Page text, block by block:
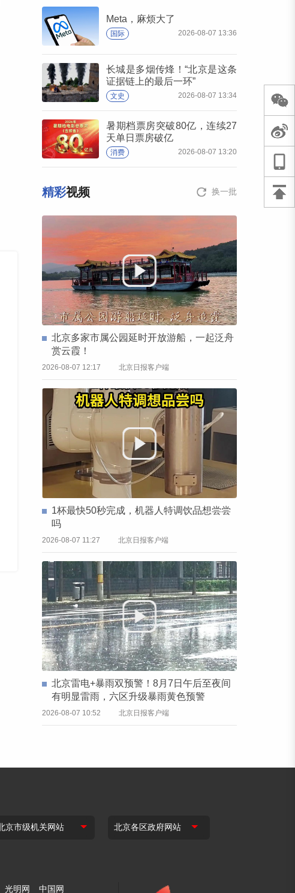
Meta，麻烦大了
国际 2026-08-07 13:36
长城是多烟传烽！“北京是这条
证据链上的最后一环”
文史 2026-08-07 13:34
暑期档票房突破80亿，连续27
天单日票房破亿
消费 2026-08-07 13:20
精彩视频 换一批
北京多家市属公园延时开放游船，一起泛舟
赏云霞！
2026-08-07 12:17 北京日报客户端
1杯最快50秒完成，机器人特调饮品想尝尝
吗
2026-08-07 11:27 北京日报客户端
北京雷电+暴雨双预警！8月7日午后至夜间
有明显雷雨，六区升级暴雨黄色预警
2026-08-07 10:52 北京日报客户端
光明网 中国网